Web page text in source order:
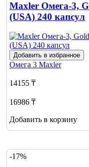
Maxler Омега-3,
(USA) 240 капсул
Добавить в избранное
Омега 3 Maxler
14155 ₸
16986 ₸
Добавить в корзину
-17%